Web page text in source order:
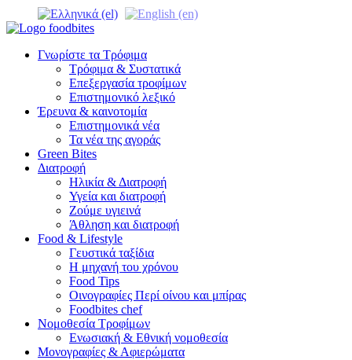
Γνωρίστε τα Τρόφιμα
Τρόφιμα & Συστατικά
Επεξεργασία τροφίμων
Επιστημονικό λεξικό
Έρευνα & καινοτομία
Επιστημονικά νέα
Τα νέα της αγοράς
Green Bites
Διατροφή
Ηλικία & Διατροφή
Υγεία και διατροφή
Ζούμε υγιεινά
Άθληση και διατροφή
Food & Lifestyle
Γευστικά ταξίδια
Η μηχανή του χρόνου
Food Tips
Οινογραφίες Περί οίνου και μπίρας
Foodbites chef
Νομοθεσία Τροφίμων
Ενωσιακή & Εθνική νομοθεσία
Μονογραφίες & Αφιερώματα